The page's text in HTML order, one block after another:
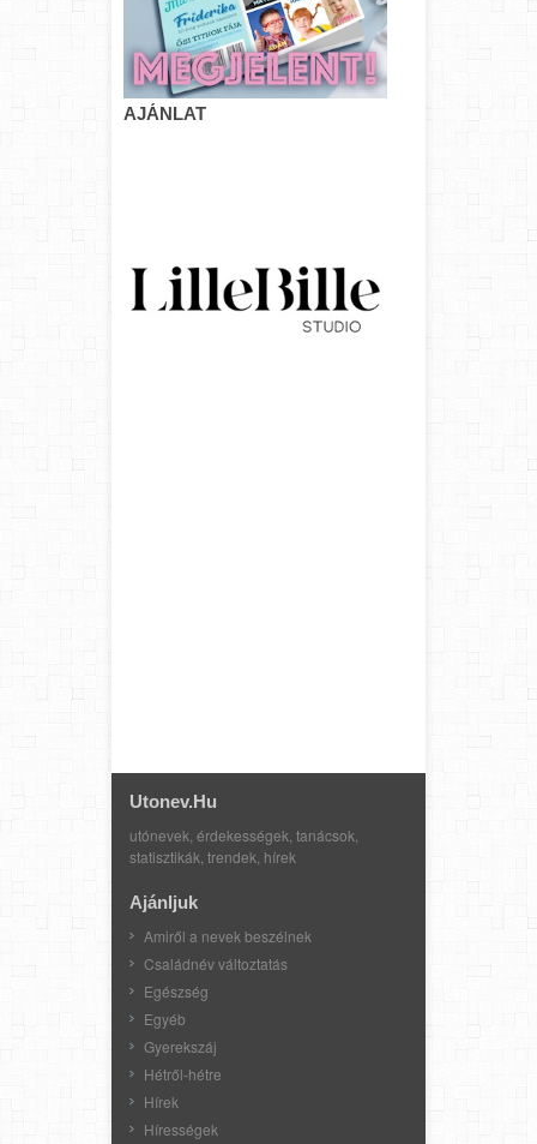
AJÁNLAT
Utonev.hu
utónevek, érdekességek, tanácsok,
statisztikák, trendek, hírek
Ajánljuk
Amiről a nevek beszélnek
Családnév változtatás
Egészség
Egyéb
Gyerekszáj
Hétről-hétre
Hírek
Hírességek